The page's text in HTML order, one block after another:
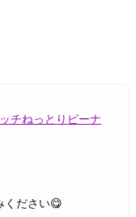
チねっとりピーナ
ください😋